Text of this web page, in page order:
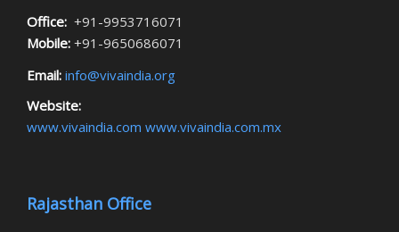
Office: +91-9953716071
Mobile: +91-9650686071
Email: info@vivaindia.org
Website:
www.vivaindia.com www.vivaindia.com.mx
Rajasthan Office